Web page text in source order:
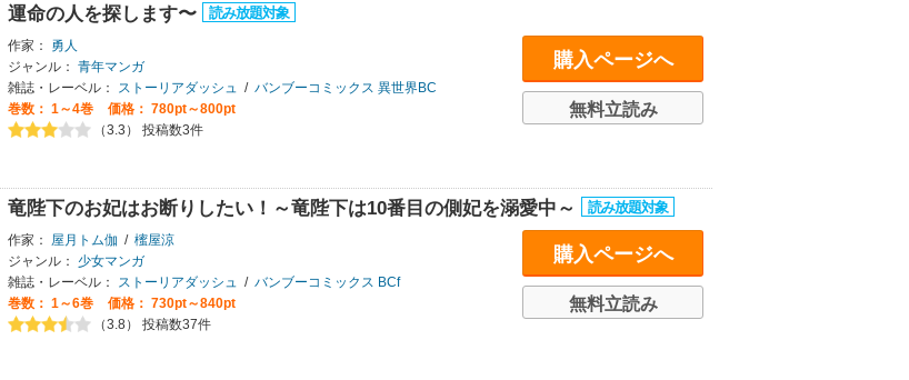
運命の人を探します〜
作家：
勇人
ジャンル： 青年マンガ
雑誌・レーベル：
ストーリアダッシュ / バンブーコミックス 異世界BC
巻数： 1～4巻
価格： 780pt～800pt
（3.3） 投稿数3件
購入ページへ
無料立読み
竜陛下のお妃はお断りしたい！～竜陛下は10番目の側妃を溺愛中～
作家： 屋月トム伽 / 櫁屋涼
ジャンル：
少女マンガ
雑誌・レーベル：
ストーリアダッシュ / バンブーコミックス BCf
巻数： 1～6巻
価格： 730pt～840pt
（3.8） 投稿数37件
購入ページへ
無料立読み